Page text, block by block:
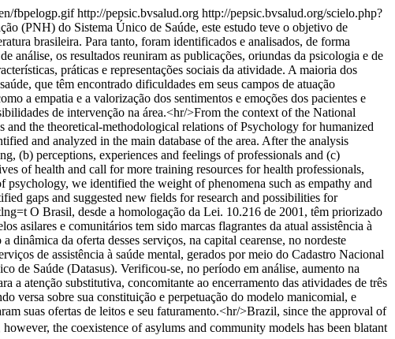
fbpelogp.gif http://pepsic.bvsalud.org http://pepsic.bvsalud.org/scielo.php?
(PNH) do Sistema Único de Saúde, este estudo teve o objetivo de
brasileira. Para tanto, foram identificados e analisados, de forma
análise, os resultados reuniram as publicações, oriundas da psicologia e de
práticas e representações sociais da atividade. A maioria dos
que têm encontrado dificuldades em seus campos de atuação
a empatia e a valorização dos sentimentos e emoções dos pacientes e
de intervenção na área.<hr/>From the context of the National
the theoretical-methodological relations of Psychology for humanized
and analyzed in the main database of the area. After the analysis
(b) perceptions, experiences and feelings of professionals and (c)
of health and call for more training resources for health professionals,
we identified the weight of phenomena such as empathy and
gaps and suggested new fields for research and possibilities for
O Brasil, desde a homologação da Lei. 10.216 de 2001, têm priorizado
asilares e comunitários tem sido marcas flagrantes da atual assistência à
dinâmica da oferta desses serviços, na capital cearense, no nordeste
de assistência à saúde mental, gerados por meio do Cadastro Nacional
de Saúde (Datasus). Verificou-se, no período em análise, aumento na
a atenção substitutiva, concomitante ao encerramento das atividades de três
versa sobre sua constituição e perpetuação do modelo manicomial, e
suas ofertas de leitos e seu faturamento.<hr/>Brazil, since the approval of
the coexistence of asylums and community models has been blatant